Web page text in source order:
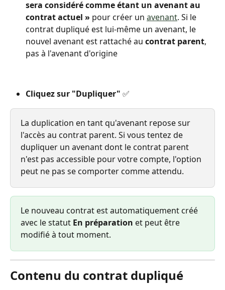
sera considéré comme étant un avenant au
contrat actuel » pour créer un avenant. Si le
contrat dupliqué est lui-même un avenant, le
nouvel avenant est rattaché au contrat parent,
pas à l'avenant d'origine
Cliquez sur "Dupliquer" ✅
La duplication en tant qu'avenant repose sur
l'accès au contrat parent. Si vous tentez de
dupliquer un avenant dont le contrat parent
n'est pas accessible pour votre compte, l'option
peut ne pas se comporter comme attendu.
Le nouveau contrat est automatiquement créé
avec le statut En préparation et peut être
modifié à tout moment.
Contenu du contrat dupliqué